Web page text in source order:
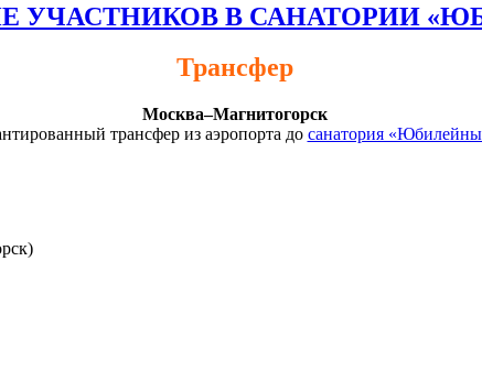
УЧАСТНИКОВ В САНАТОРИИ
Трансфер
Москва–Магнитогорск
трансфер из аэропорта до санатория